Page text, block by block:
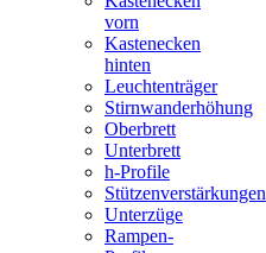
vorn
Kastenecken
hinten
Leuchtenträger
Stirnwanderhöhung
Oberbrett
Unterbrett
h-Profile
Stützenverstärkungen
Unterzüge
Rampen-